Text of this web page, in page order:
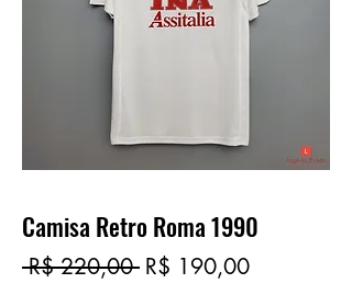
Camisa Retro Roma 1990
R$ 220,00 Preço
R$ 190,00Preço